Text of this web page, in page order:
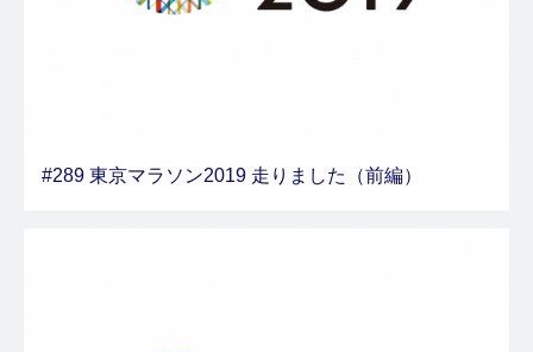
#289 東京マラソン2019 走りました（前編）